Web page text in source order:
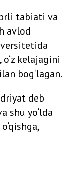
tabiati va
avlod
kelajagini
bog‘lagan.
deb
shu yo‘lda